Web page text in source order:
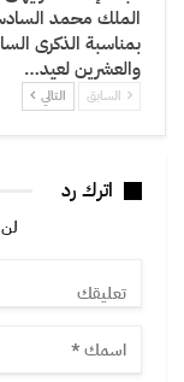
الملك محمد
بمناسبة الذكرى
والعشرين لعيد…
السابق التالي
اترك رد